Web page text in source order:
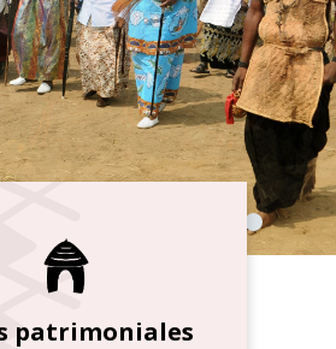
patrimoniales